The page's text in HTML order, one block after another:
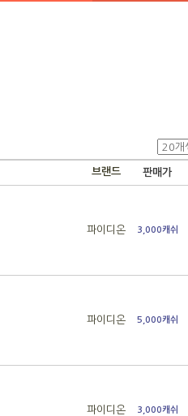
브랜드 판매가
파이디온 3,000캐쉬
파이디온 5,000캐쉬
파이디온 3,000캐쉬